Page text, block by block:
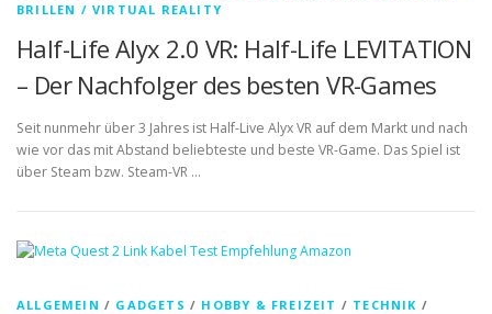
BRILLEN / VIRTUAL REALITY
Half-Life Alyx 2.0 VR: Half-Life LEVITATION
– Der Nachfolger des besten VR-Games
Seit nunmehr über 3 Jahres ist Half-Live Alyx VR auf dem Markt und nach
wie vor das mit Abstand beliebteste und beste VR-Game. Das Spiel ist
über Steam bzw. Steam-VR …
ALLGEMEIN / GADGETS / HOBBY & FREIZEIT / TECHNIK /